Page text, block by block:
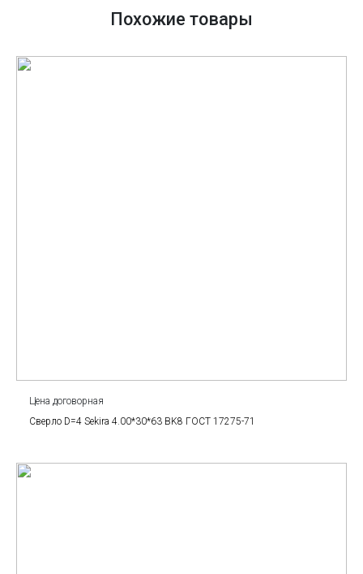
Похожие товары
Цена договорная
Сверло D=4 Sekira 4.00*30*63 BK8 ГОСТ 17275-71